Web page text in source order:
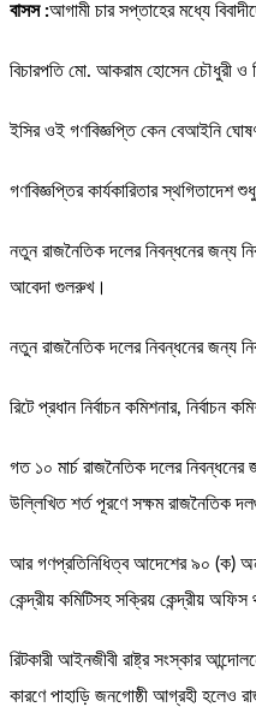
বাসস :আগামী চার সপ্তাহের মধ্যে
বিচারপতি মো. আকরাম হোসেন চৌধুরী ও
ইসির ওই গণবিজ্ঞপ্তি কেন বেআইনি
গণবিজ্ঞপ্তির কার্যকারিতার স্থগিতাদেশ
নতুন রাজনৈতিক দলের নিবন্ধনের জন্য
আবেদা গুলরুখ।
নতুন রাজনৈতিক দলের নিবন্ধনের জন্য
রিটে প্রধান নির্বাচন কমিশনার, নির্বাচন
গত ১০ মার্চ রাজনৈতিক দলের
উল্লিখিত শর্ত পূরণে সক্ষম রাজনৈতিক
আর গণপ্রতিনিধিত্ব আদেশের ৯০ (ক)
কেন্দ্রীয় কমিটিসহ সক্রিয় কেন্দ্রীয়
রিটকারী আইনজীবী রাষ্ট্র সংস্কার
কারণে পাহাড়ি জনগোষ্ঠী আগ্রহী হলেও